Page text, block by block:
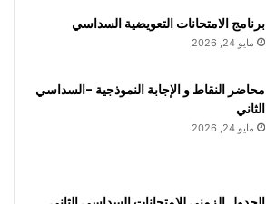
برنامج الامتحانات التعويضية السداسي
مايو 24, 2026
محاضر النقاط و الإجابة النموذجية -السداسي
الثاني
مايو 24, 2026